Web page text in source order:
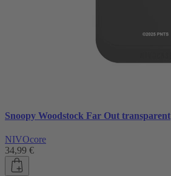
Snoopy Woodstock Far Out transparent
NIVOcore
34,99 €